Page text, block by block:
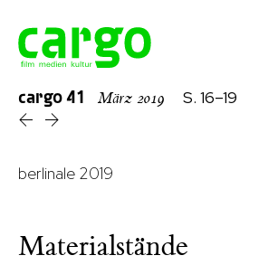
cargo41 März 2019 S. 16–19
berlinale 2019
Materialstände